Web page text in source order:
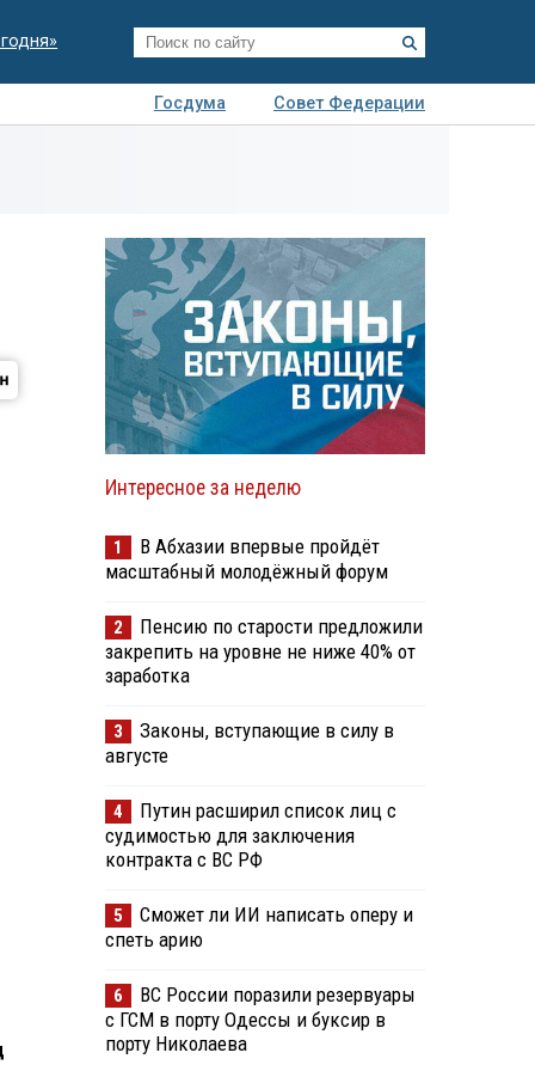
Госдума
Совет Федерации
Интересное за неделю
1
В Абхазии впервые пройдёт
масштабный молодёжный форум
2
Пенсию по старости предложили
закрепить на уровне не ниже 40% от
заработка
3
Законы, вступающие в силу в
августе
4
Путин расширил список лиц с
судимостью для заключения
контракта с ВС РФ
5
Сможет ли ИИ написать оперу и
спеть арию
6
ВС России поразили резервуары
с ГСМ в порту Одессы и буксир в
порту Николаева